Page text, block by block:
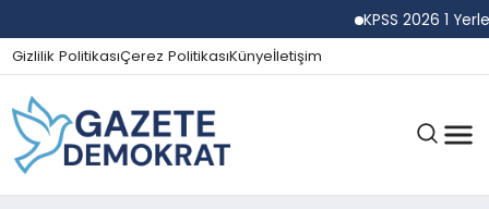
KPSS 2026 1
Gizlilik PolitikasıÇerez PolitikasıKünyeİletişim